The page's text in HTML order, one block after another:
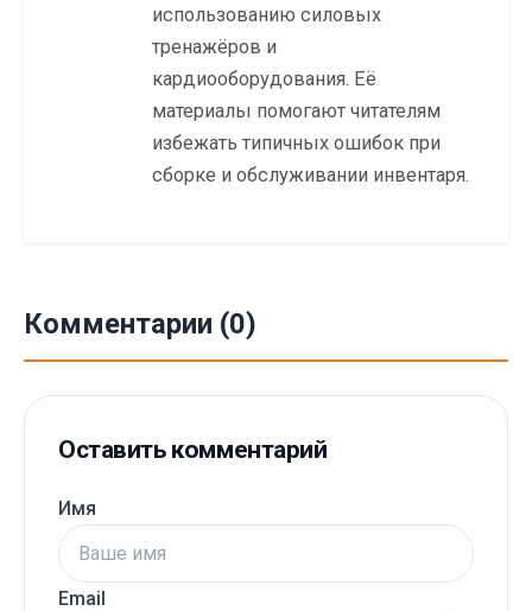
использованию силовых
тренажёров и
кардиооборудования. Её
материалы помогают читателям
избежать типичных ошибок при
сборке и обслуживании инвентаря.
Комментарии (0)
Оставить комментарий
Имя
Email